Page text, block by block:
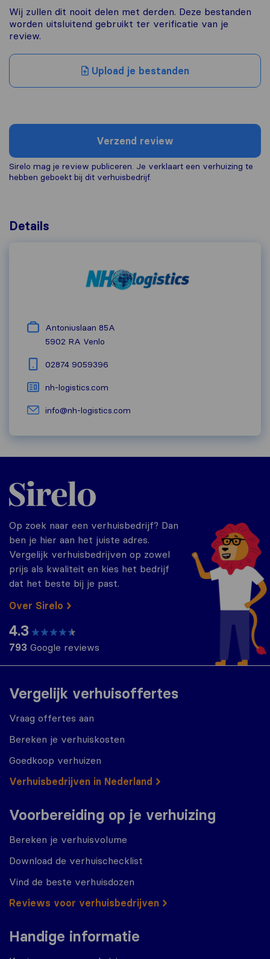
Wij zullen dit nooit delen met derden. Deze bestanden
worden uitsluitend gebruikt ter verificatie van je
review.
Upload je bestanden
Verzend review
Sirelo mag je review publiceren. Je verklaart een verhuizing te
hebben geboekt bij dit verhuisbedrijf.
Details
Antoniuslaan 85A
5902 RA Venlo
02874 9059396
nh-logistics.com
info@nh-logistics.com
Vergelijk verhuisoffertes
Vraag offertes aan
Bereken je verhuiskosten
Goedkoop verhuizen
Verhuisbedrijven in Nederland
Voorbereiding op je verhuizing
Bereken je verhuisvolume
Download de verhuischecklist
Vind de beste verhuisdozen
Reviews voor verhuisbedrijven
Handige informatie
Sirelo.nl
Op zoek naar een verhuisbedrijf? Dan
ben je hier aan het juiste adres.
Vergelijk verhuisbedrijven op zowel
prijs als kwaliteit en kies het bedrijf
dat het beste bij je past.
Over Sirelo
4.3
793 Google reviews